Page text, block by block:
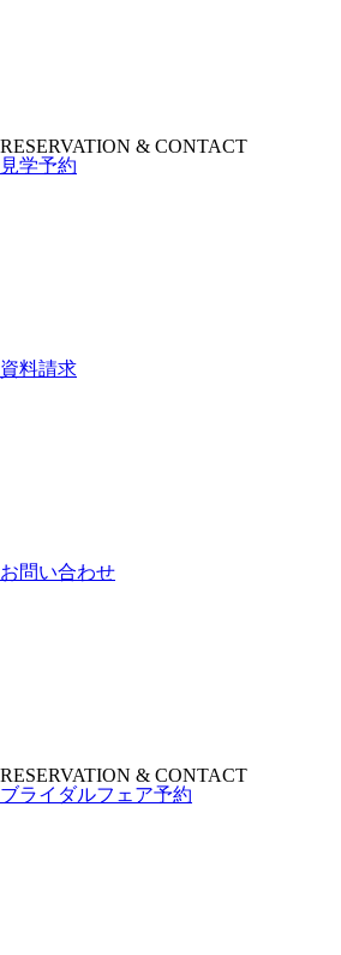
RESERVATION & CONTACT
見学予約
資料請求
お問い合わせ
RESERVATION & CONTACT
ブライダルフェア予約